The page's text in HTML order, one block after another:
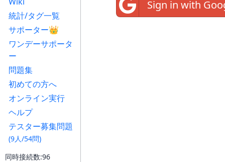
統計/タグ一覧
サポーター👑
ワンデーサポータ
ー
問題集
初めての方へ
オンライン実行
ヘルプ
テスター募集問題
(9人/54問)
同時接続数:96
Sign in with